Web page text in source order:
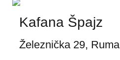
Kafana Špajz
Železnička 29, Ruma